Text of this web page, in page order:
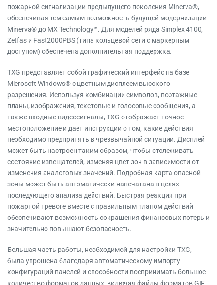
пожарной сигнализации предыдущего поколения Minerva®,
обеспечивая тем самым возможность будущей модернизации
Minerva® до MX Technology™. Для моделей ряда Simplex 4100,
Zetfas и Fast2000PBS (типа кольцевой сети с маркерным
доступом) обеспечена дополнительная поддержка.
TXG представляет собой графический интерфейс на базе
Microsoft Windows® с цветным дисплеем высокого
разрешения. Используя комбинации символов, поэтажные
планы, изображения, текстовые и голосовые сообщения, а
также входные видеосигналы, TXG отображает точное
местоположение и дает инструкции о том, какие действия
необходимо предпринять в чрезвычайной ситуации. Дисплей
может быть настроен таким образом, чтобы отслеживать
состояние извещателей, изменяя цвет зон в зависимости от
изменения аналоговых значений. Подробная карта опасной
зоны может быть автоматически напечатана в целях
последующего анализа действий. Быстрая реакция при
пожарной тревоге вместе с правильным планом действий
обеспечивают возможность сокращения финансовых потерь и
значительно повышают безопасность.
Большая часть работы, необходимой для настройки TXG,
была упрощена благодаря автоматическому импорту
конфигураций панелей и способности воспринимать большое
количество форматов данных, включая файлы форматов GIF,